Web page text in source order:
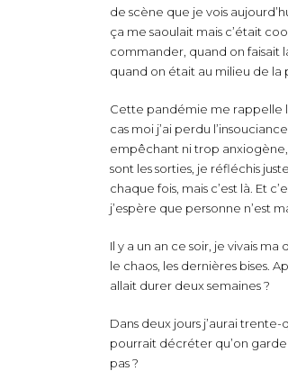
de scène que je vois
ça me saoulait mais c’était
commander, quand on faisait
quand on était au milieu de la
Cette pandémie me rappelle
cas moi j’ai perdu
empêchant ni trop anxiogène,
sont les sorties, je réfléchis
chaque fois, mais c’est là. Et
j’espère que personne n’est
Il y a un an ce soir, je vivais
le chaos, les dernières bises.
allait durer deux semaines ?
Dans deux jours j’aurai trente-
pourrait décréter qu’on garde
pas ?